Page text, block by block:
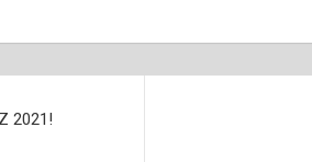
2021!